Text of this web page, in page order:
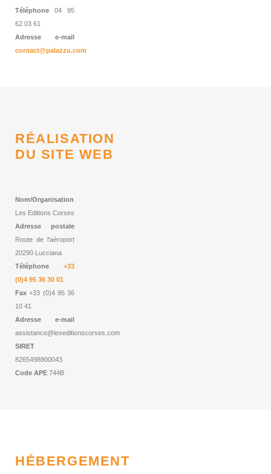
Téléphone 04 95
62 03 61
Adresse e-mail
contact@palazzu.com
RÉALISATION
DU SITE WEB
Nom/Organisation
Les Editions Corses
Adresse postale
Route de l'aéroport
20290 Lucciana
Téléphone
+33
(0)4 95 36 30 01
Fax +33 (0)4 95 36
10 41
Adresse e-mail
assistance@leseditionscorses.com
SIRET
8265498800043
Code APE 744B
HÉBERGEMENT